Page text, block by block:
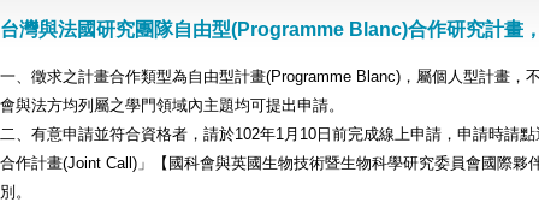
您在這裡
台灣與法國研究團隊自由型(Programme Blanc)合作研究計畫
一、徵求之計畫合作類型為自由型計畫(Programme Blanc)，屬個人型計畫，
會與法方均列屬之學門領域內主題均可提出申請。
二、有意申請並符合資格者，請於102年1月10日前完成線上申請，申請時請
合作計畫(Joint Call)」【國科會與英國生物技術暨生物科學研究委員會國際夥
別。